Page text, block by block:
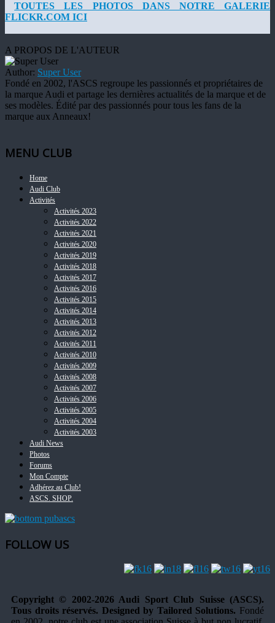
TOUTES LES PHOTOS DANS NOTRE GALERIE
FLICKR.COM ICI
A PROPOS DE L'AUTEUR
Author: Super User
Fondé en 2002, l'ASCS regroupe les passionnés et propriétaires de
la marque Audi et partage les dernières actualités de la marque et de
ses modèles. Édité par des passionnés pour tous les fans de la
marque aux Anneaux!
MENU CLUB
Home
Audi Club
Activités
Activités 2023
Activités 2022
Activités 2021
Activités 2020
Activités 2019
Activités 2018
Activités 2017
Activités 2016
Activités 2015
Activités 2014
Activités 2013
Activités 2012
Activités 2011
Activités 2010
Activités 2009
Activités 2008
Activités 2007
Activités 2006
Activités 2005
Activités 2004
Activités 2003
Audi News
Photos
Forums
Mon Compte
Adhérez au Club!
ASCS. SHOP.
FOLLOW US
Copyright © 2002-2026 Audi Sport Club Suisse (ASCS).
Tous droits réservés. Designed by Tailored Solutions. Fondé